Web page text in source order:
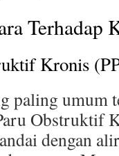
Terhadap
Kronis
paling umum
Obstruktif
dengan